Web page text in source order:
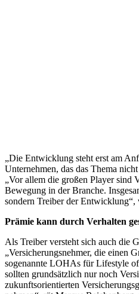
„Die Entwicklung steht erst am
Unternehmen, das das Thema
„Vor allem die großen Player sind
Bewegung in der Branche.
sondern Treiber der Entwicklung“,
Prämie kann durch Verhalten
Als Treiber versteht sich auch die
„Versicherungsnehmer, die einen
sogenannte LOHAs für Lifestyle
sollten grundsätzlich nur noch
zukunftsorientierten